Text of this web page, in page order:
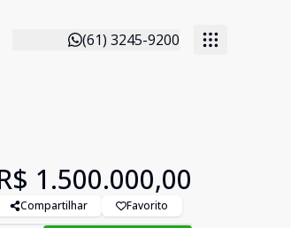
(61) 3245-9200
1.500.000,00
Compartilhar Favorito